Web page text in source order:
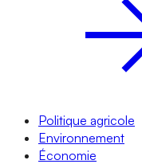
Politique agricole
Environnement
Économie